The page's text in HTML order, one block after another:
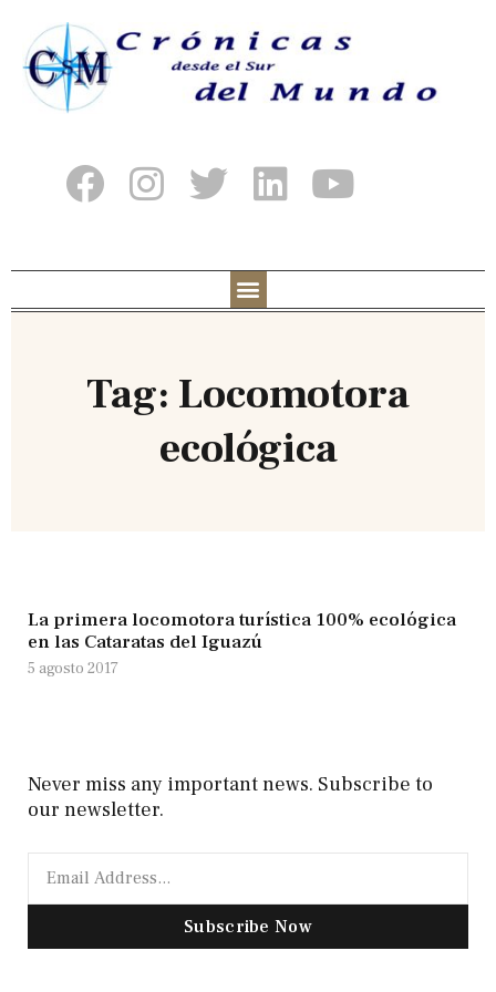
Tag: Locomotora
ecológica
La primera locomotora turística 100% ecológica
en las Cataratas del Iguazú
5 agosto 2017
Never miss any important news. Subscribe to
our newsletter.
Subscribe Now